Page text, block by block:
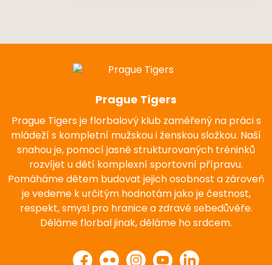
Prague Tigers
Prague Tigers je florbalový klub zaměřený na práci s
mládeží s kompletní mužskou i ženskou složkou. Naší
snahou je, pomocí jasně strukturovaných tréninků
rozvíjet u dětí komplexní sportovní přípravu.
Pomáháme dětem budovat jejich osobnost a zároveň
je vedeme k určitým hodnotám jako je čestnost,
respekt, smysl pro hranice a zdravé sebedůvěře.
Děláme florbal jinak, děláme ho srdcem.